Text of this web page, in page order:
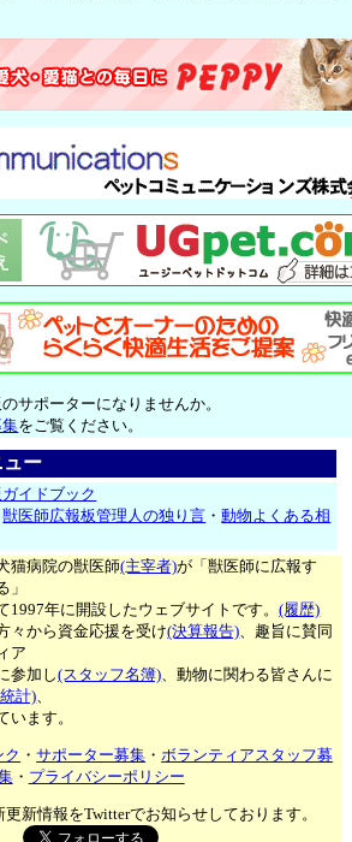
サポーターになりませんか。
をご覧ください。
ー
イドブック
獣医師広報板管理人の独り言 ・動物よくある相
猫病院の獣医師(主宰者)が「獣医師に広報す
」
1997年に開設したウェブサイトです。(履歴)
々から資金応援を受け(決算報告)、趣旨に賛同
ア
参加し(スタッフ名簿)、動物に関わる皆さんに
計)、
います。
・サポーター募集 ・ボランティアスタッフ募
・ プライバシーポリシー
新情報をTwitterでお知らせしております。